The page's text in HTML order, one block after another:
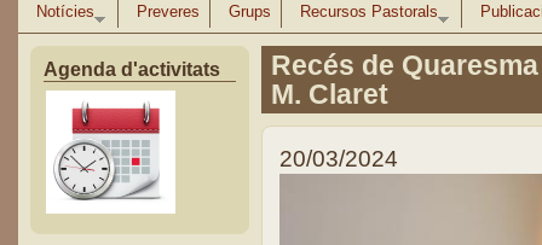
Notícies Preveres Grups Recursos Pastorals
Agenda d'activitats
Recés de
M. Claret
20/03/2024